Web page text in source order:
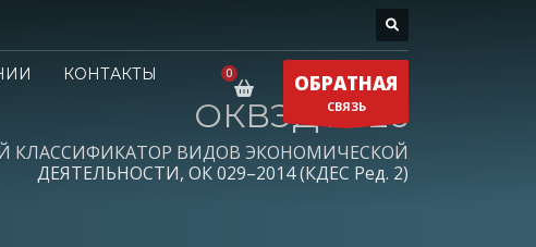
КОНТАКТЫ
ОБРАТНАЯ
СВЯЗЬ
ОКВЭД 2026
КЛАССИФИКАТОР ВИДОВ ЭКОНОМИЧЕСКОЙ
ДЕЯТЕЛЬНОСТИ, ОК 029–2014 (КДЕС Ред. 2)